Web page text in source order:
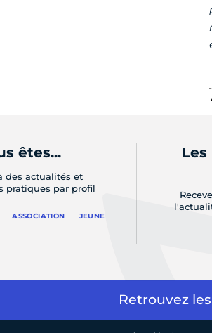
êtes...
des actualités et
pratiques par profil
ASSOCIATION JEUNE
Retrouvez